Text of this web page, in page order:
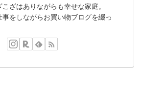
ざはありながらも幸せな家庭。
をしながらお買い物ブログを綴っ